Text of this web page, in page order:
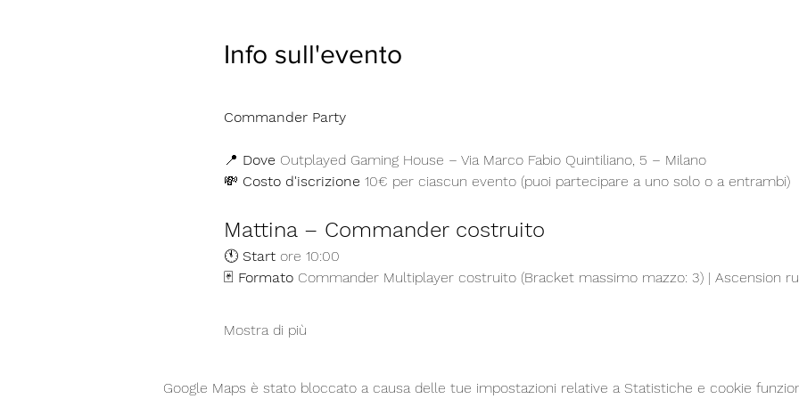
Info sull'evento
Commander Party
📍 Dove Outplayed Gaming House – Via Marco Fabio Quintiliano, 5 – Milano
💸 Costo d'iscrizione 10€ per ciascun evento (puoi partecipare a uno solo o a entrambi)
Mattina – Commander costruito
🕚 Start ore 10:00
🃏 Formato Commander Multiplayer costruito (Bracket massimo mazzo: 3) | Ascension
Mostra di più
Google Maps è stato bloccato a causa delle tue impostazioni relative a Statistiche e cookie